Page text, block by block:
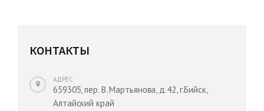
КОНТАКТЫ
АДРЕС
659305, пер. В. Мартьянова, д.42, г.Бийск,
Алтайский край